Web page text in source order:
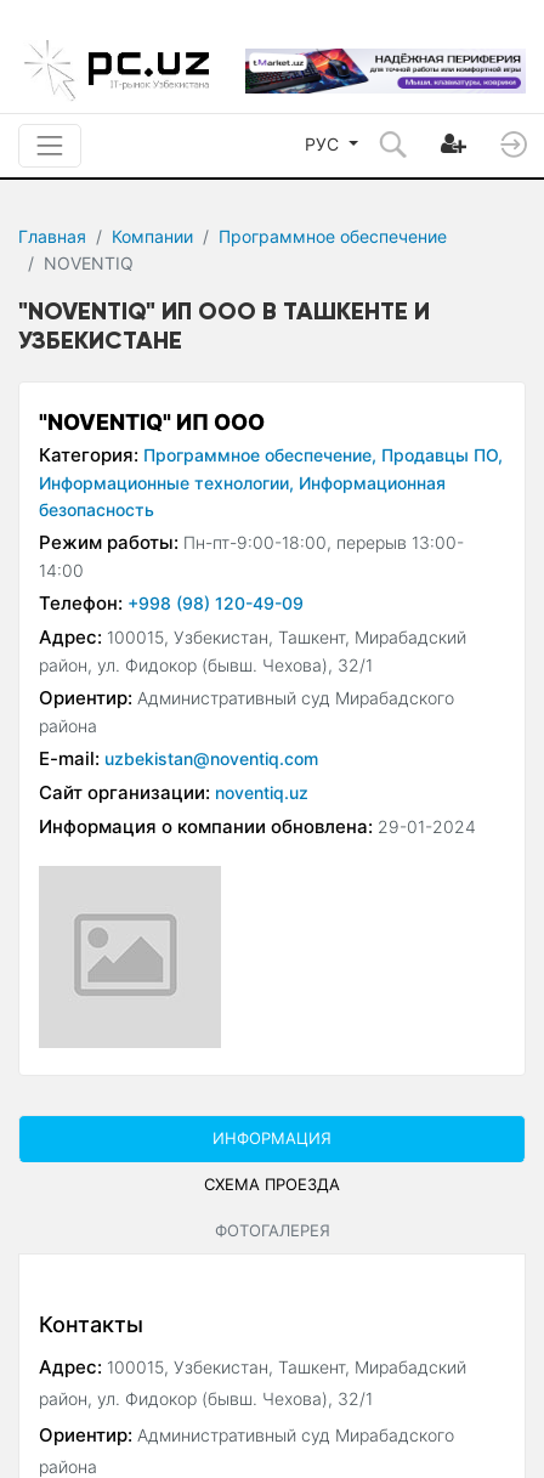
РУС
Главная Компании
Программное обеспечение
NOVENTIQ
"NOVENTIQ" ИП ООО В ТАШКЕНТЕ И
УЗБЕКИСТАНЕ
"NOVENTIQ" ИП ООО
Категория: Программное обеспечение, Продавцы ПО,
Информационные технологии, Информационная
безопасность
Режим работы: Пн-пт-9:00-18:00, перерыв 13:00-
14:00
Телефон: +998 (98) 120-49-09
Адрес: 100015, Узбекистан, Ташкент, Мирабадский
район, ул. Фидокор (бывш. Чехова), 32/1
Ориентир: Административный суд Мирабадского
района
E-mail: uzbekistan@noventiq.com
Сайт организации: noventiq.uz
Информация о компании обновлена: 29-01-2024
ИНФОРМАЦИЯ
СХЕМА ПРОЕЗДА
ФОТОГАЛЕРЕЯ
Контакты
Адрес: 100015, Узбекистан, Ташкент, Мирабадский
район, ул. Фидокор (бывш. Чехова), 32/1
Ориентир: Административный суд Мирабадского
района